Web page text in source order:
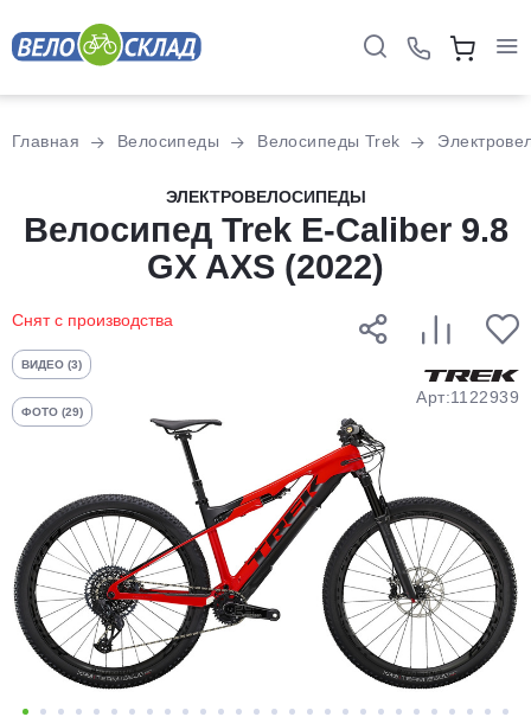
Главная Велосипеды Велосипеды Trek
ЭЛЕКТРОВЕЛОСИПЕДЫ
Велосипед Trek E-Caliber 9.8
GX AXS (2022)
Снят с производства
ВИДЕО (3)
ФОТО (29)
Арт:1122939
Разбейте
оплатуна части
без переплат
График платежей
Добавляйте товары
в корзину
Оплачивайте сегодня только
25 % картой любого банка